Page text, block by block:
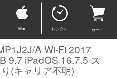
Mac レンタル カート
A Wi-Fi 2017
9.7 iPadOS 16.7.5 ス
(キャリア不明)